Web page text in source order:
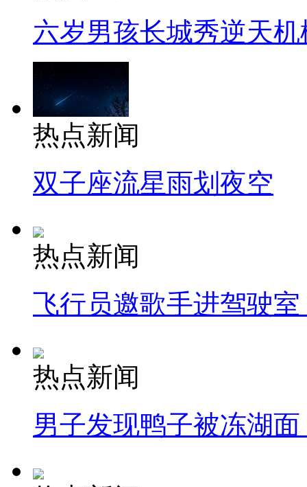
六岁男孩长城秀逆天机
热点新闻
双子座流星雨划夜空
热点新闻
飞行员邀歌手进驾驶
热点新闻
男子发现鸭子被冻湖